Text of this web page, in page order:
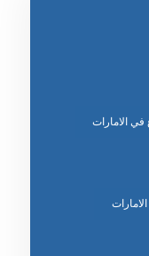
في الامارات